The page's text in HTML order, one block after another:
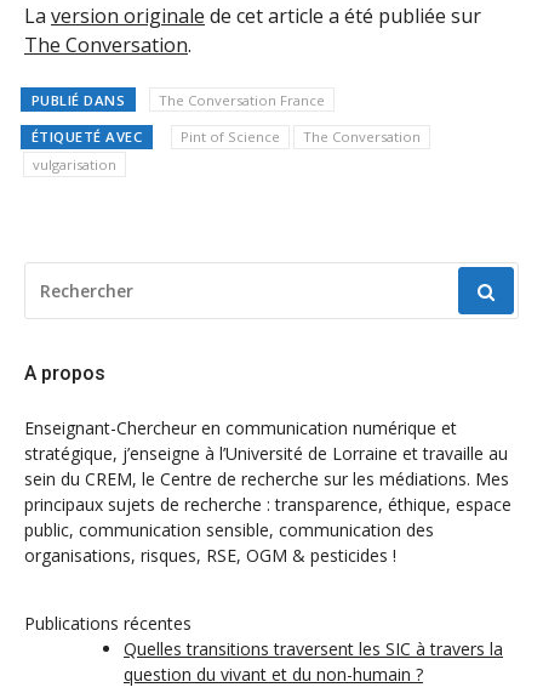
La version originale de cet article a été publiée sur
The Conversation.
PUBLIÉ DANS The Conversation France
ÉTIQUETÉ AVEC Pint of Science
The Conversation
vulgarisation
POUR
:
A propos
Enseignant-Chercheur en communication numérique et
stratégique, j’enseigne à l’Université de Lorraine et travaille au
sein du CREM, le Centre de recherche sur les médiations. Mes
principaux sujets de recherche : transparence, éthique, espace
public, communication sensible, communication des
organisations, risques, RSE, OGM & pesticides !
Publications récentes
Quelles transitions traversent les SIC à travers la
question du vivant et du non-humain ?